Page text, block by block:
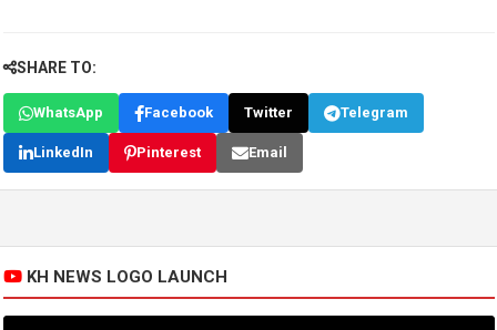
SHARE TO:
WhatsApp Facebook Twitter Telegram
LinkedIn Pinterest Email
KH NEWS LOGO LAUNCH